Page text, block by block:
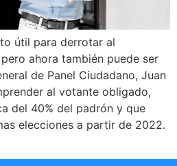
útil para derrotar al
ahora también puede ser
de Panel Ciudadano, Juan
al votante obligado,
del 40% del padrón y que
elecciones a partir de 2022.